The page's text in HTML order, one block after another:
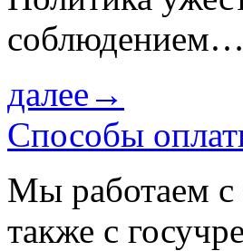
соблюдением…
далее→
Способы
Мы работаем
также с